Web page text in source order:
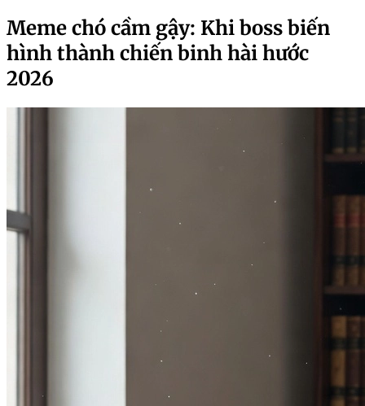
Meme chó cầm gậy: Khi boss biến
hình thành chiến binh hài hước
2026